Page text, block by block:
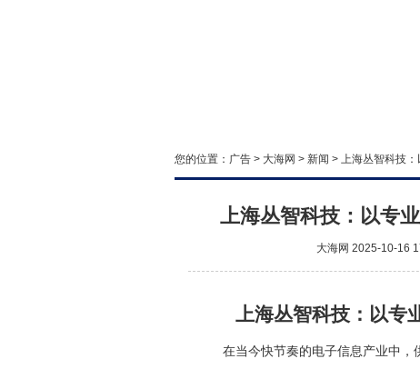
您的位置： 广告 > 大海网 > 新闻 > 上海丛智科技
上海丛智科技：以专
大海网 2025-10-16
上海丛智科技：以专
在当今快节奏的电子信息产业中